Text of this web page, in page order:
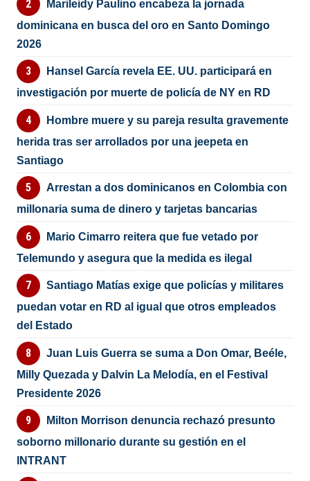
Marileidy Paulino encabeza la jornada
dominicana en busca del oro en Santo Domingo
2026
Hansel García revela EE. UU. participará en
investigación por muerte de policía de NY en RD
Hombre muere y su pareja resulta gravemente
herida tras ser arrollados por una jeepeta en
Santiago
Arrestan a dos dominicanos en Colombia con
millonaria suma de dinero y tarjetas bancarias
Mario Cimarro reitera que fue vetado por
Telemundo y asegura que la medida es ilegal
Santiago Matías exige que policías y militares
puedan votar en RD al igual que otros empleados
del Estado
Juan Luis Guerra se suma a Don Omar, Beéle,
Milly Quezada y Dalvin La Melodía, en el Festival
Presidente 2026
Milton Morrison denuncia rechazó presunto
soborno millonario durante su gestión en el
INTRANT